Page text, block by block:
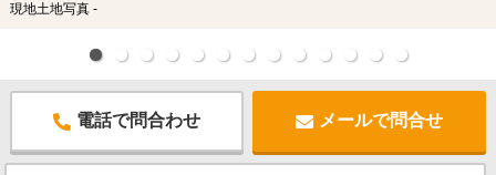
現地土地写真 -
電話で問合わせ メールで問合せ